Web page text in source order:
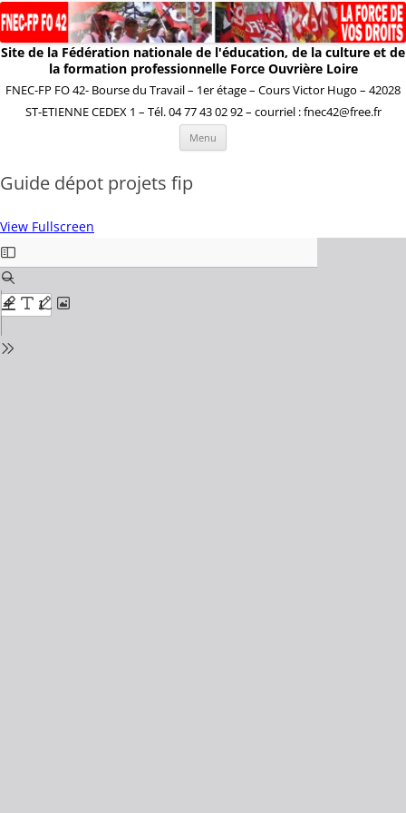
Site de la Fédération nationale de l'éducation, de la culture et de
la formation professionnelle Force Ouvrière Loire
FNEC-FP FO 42- Bourse du Travail – 1er étage – Cours Victor Hugo – 42028
ST-ETIENNE CEDEX 1 – Tél. 04 77 43 02 92 – courriel : fnec42@free.fr
Menu
Guide dépot projets fip
View Fullscreen